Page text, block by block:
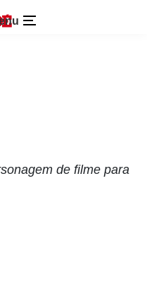
de filme para